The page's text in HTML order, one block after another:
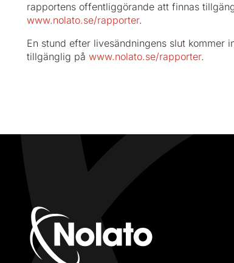
rapportens offentliggörande att finnas
www.nolato.se/rapporter.
En stund efter livesändningens slut kommer
tillgänglig på www.nolato.se/rapporter.